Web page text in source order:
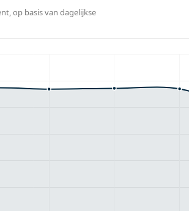
op basis van dagelijkse